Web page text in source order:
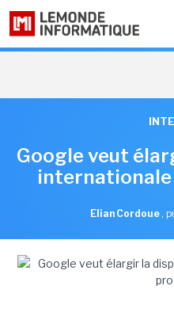
Google veut
internationale
Elian Cordoue ,